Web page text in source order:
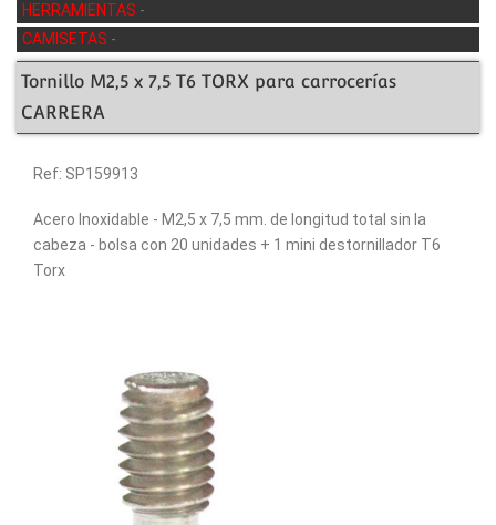
HERRAMIENTAS -
CAMISETAS -
Tornillo M2,5 x 7,5 T6 TORX para carrocerías
CARRERA
Ref: SP159913
Acero Inoxidable - M2,5 x 7,5 mm. de longitud total sin la
cabeza - bolsa con 20 unidades + 1 mini destornillador T6
Torx